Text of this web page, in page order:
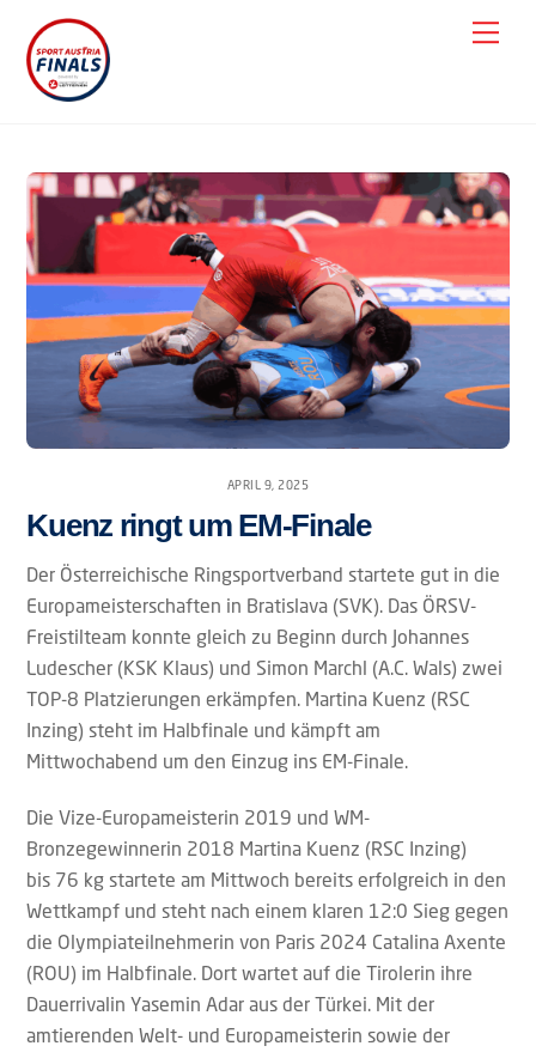
content
APRIL 9, 2025
Kuenz ringt um EM-Finale
Der Österreichische Ringsportverband startete gut in die
Europameisterschaften in Bratislava (SVK). Das ÖRSV-
Freistilteam konnte gleich zu Beginn durch Johannes
Ludescher (KSK Klaus) und Simon Marchl (A.C. Wals) zwei
TOP-8 Platzierungen erkämpfen. Martina Kuenz (RSC
Inzing) steht im Halbfinale und kämpft am
Mittwochabend um den Einzug ins EM-Finale.
Die Vize-Europameisterin 2019 und WM-
Bronzegewinnerin 2018 Martina Kuenz (RSC Inzing)
bis 76 kg startete am Mittwoch bereits erfolgreich in den
Wettkampf und steht nach einem klaren 12:0 Sieg gegen
die Olympiateilnehmerin von Paris 2024 Catalina Axente
(ROU) im Halbfinale. Dort wartet auf die Tirolerin ihre
Dauerrivalin Yasemin Adar aus der Türkei. Mit der
amtierenden Welt- und Europameisterin sowie der